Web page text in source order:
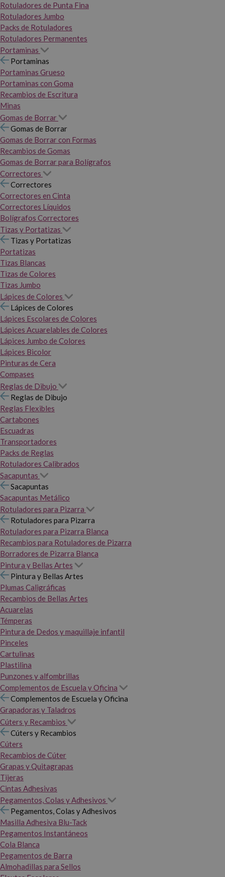
Rotuladores de Punta Fina
Rotuladores Jumbo
Packs de Rotuladores
Rotuladores Permanentes
Portaminas
Portaminas
Portaminas Grueso
Portaminas con Goma
Recambios de Escritura
Minas
Gomas de Borrar
Gomas de Borrar
Gomas de Borrar con Formas
Recambios de Gomas
Gomas de Borrar para Bolígrafos
Correctores
Correctores
Correctores en Cinta
Correctores Líquidos
Bolígrafos Correctores
Tizas y Portatizas
Tizas y Portatizas
Portatizas
Tizas Blancas
Tizas de Colores
Tizas Jumbo
Lápices de Colores
Lápices de Colores
Lápices Escolares de Colores
Lápices Acuarelables de Colores
Lápices Jumbo de Colores
Lápices Bicolor
Pinturas de Cera
Compases
Reglas de Dibujo
Reglas de Dibujo
Reglas Flexibles
Cartabones
Escuadras
Transportadores
Packs de Reglas
Rotuladores Calibrados
Sacapuntas
Sacapuntas
Sacapuntas Metálico
Rotuladores para Pizarra
Rotuladores para Pizarra
Rotuladores para Pizarra Blanca
Recambios para Rotuladores de Pizarra
Borradores de Pizarra Blanca
Pintura y Bellas Artes
Pintura y Bellas Artes
Plumas Caligráficas
Recambios de Bellas Artes
Acuarelas
Témperas
Pintura de Dedos y maquillaje infantil
Pinceles
Cartulinas
Plastilina
Punzones y alfombrillas
Complementos de Escuela y Oficina
Complementos de Escuela y Oficina
Grapadoras y Taladros
Cúters y Recambios
Cúters y Recambios
Cúters
Recambios de Cúter
Grapas y Quitagrapas
Tijeras
Cintas Adhesivas
Pegamentos, Colas y Adhesivos
Pegamentos, Colas y Adhesivos
Masilla Adhesiva Blu-Tack
Pegamentos Instantáneos
Cola Blanca
Pegamentos de Barra
Almohadillas para Sellos